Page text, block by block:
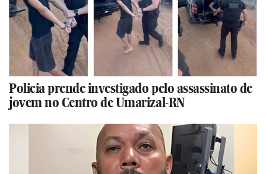
Policia prende investigado pelo assassinato de
jovem no Centro de Umarizal-RN